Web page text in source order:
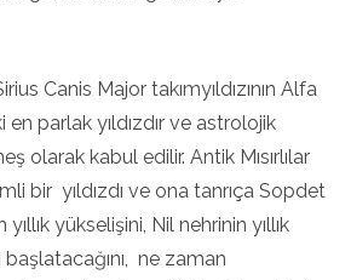
Canis Major takımyıldızının Alfa
en parlak yıldızdır ve astrolojik
olarak kabul edilir. Antik Mısırlılar
bir yıldızdı ve ona tanrıça Sopdet
yıllık yükselişini, Nil nehrinin yıllık
başlatacağını, ne zaman